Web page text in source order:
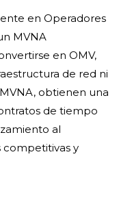
en Operadores
MVNA
en OMV,
de red ni
obtienen una
de tiempo
al
competitivas y